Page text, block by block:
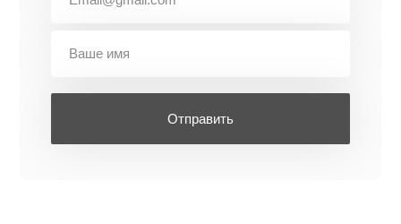
Отправить